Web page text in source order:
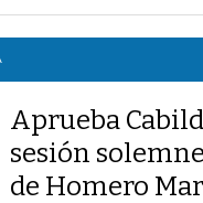
Avance De 33 Por
No Hubo Daños A
Abastos-
ciudadano a 50 jueces en
Lerdo; cámaras captan a
de lotes baldíos
Aprueba
sesión
de Homero